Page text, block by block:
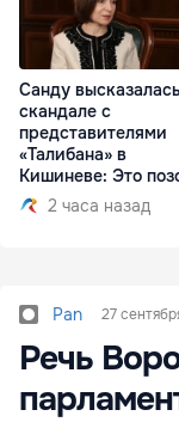
Санду
скандале с
представителями
«Талибана» в
Кишиневе: Это
2 часа назад
Pan 27
Речь